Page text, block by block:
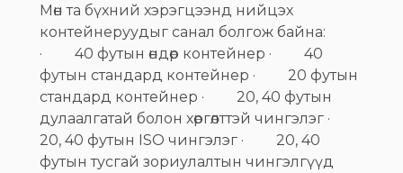
Мөн та бүхний хэрэгцээнд нийцэх
контейнеруудыг санал болгож байна:
· 40 футын өндөр контейнер · 40
футын стандард контейнер · 20 футын
стандард контейнер · 20, 40 футын
дулаалгатай болон хөргөлттэй чингэлэг ·
20, 40 футын ISO чингэлэг · 20, 40
футын тусгай зориулалтын чингэлгүүд